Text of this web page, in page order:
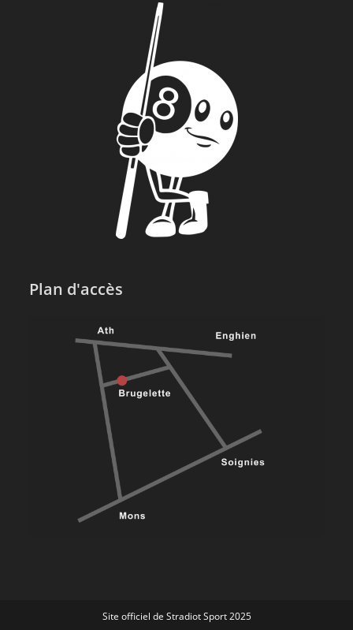
Plan d'accès
Site officiel de Stradiot Sport 2025